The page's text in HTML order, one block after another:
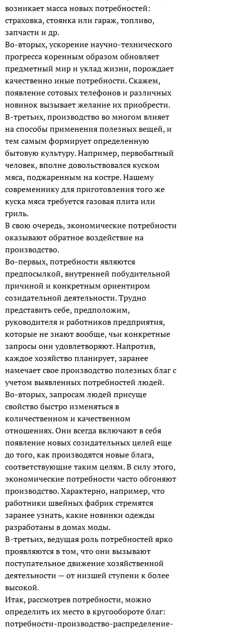
возникает масса новых потребностей:
страховка, стоянка или гараж, топливо,
запчасти и др.
Во-вторых, ускорение научно-технического
прогресса коренным образом обновляет
предметный мир и уклад жизни, порождает
качественно иные потребности. Скажем,
появление сотовых телефонов и различных
новинок вызывает желание их приобрести.
В-третьих, производство во многом влияет
на способы применения полезных вещей, и
тем самым формирует определенную
бытовую культуру. Например, первобытный
человек, вполне довольствовался куском
мяса, поджаренным на костре. Нашему
современнику для приготовления того же
куска мяса требуется газовая плита или
гриль.
В свою очередь, экономические потребности
оказывают обратное воздействие на
производство.
Во-первых, потребности являются
предпосылкой, внутренней побудительной
причиной и конкретным ориентиром
созидательной деятельности. Трудно
представить себе, предположим,
руководителя и работников предприятия,
которые не знают вообще, чьи конкретные
запросы они удовлетворяют. Напротив,
каждое хозяйство планирует, заранее
намечает свое производство полезных благ с
учетом выявленных потребностей людей.
Во-вторых, запросам людей присуще
свойство быстро изменяться в
количественном и качественном
отношениях. Они всегда включают в себя
появление новых созидательных целей еще
до того, как производятся новые блага,
соответствующие таким целям. В силу этого,
экономические потребности часто обгоняют
производство. Характерно, например, что
работники швейных фабрик стремятся
заранее узнать, какие новинки одежды
разработаны в домах моды.
В-третьих, ведущая роль потребностей ярко
проявляются в том, что они вызывают
поступательное движение хозяйственной
деятельности — от низшей ступени к более
высокой.
Итак, рассмотрев потребности, можно
определить их место в кругообороте благ:
потребности-производство-распределение-